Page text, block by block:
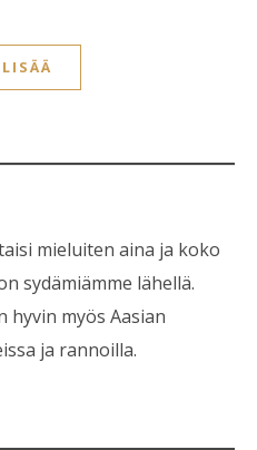
mieluiten aina ja koko
sydämiämme lähellä.
hyvin myös Aasian
ja rannoilla.